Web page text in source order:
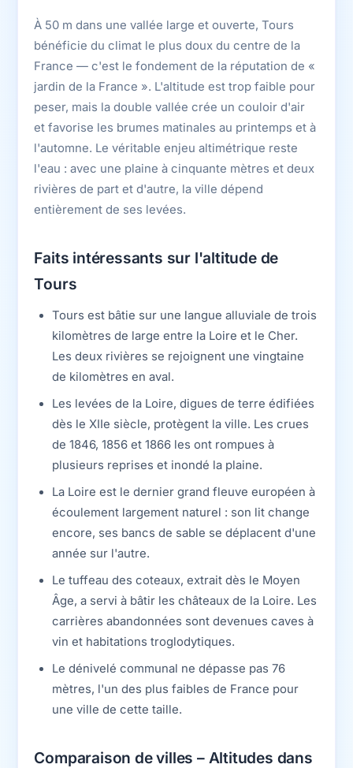
À 50 m dans une vallée large et ouverte, Tours
bénéficie du climat le plus doux du centre de la
France — c'est le fondement de la réputation de «
jardin de la France ». L'altitude est trop faible pour
peser, mais la double vallée crée un couloir d'air
et favorise les brumes matinales au printemps et à
l'automne. Le véritable enjeu altimétrique reste
l'eau : avec une plaine à cinquante mètres et deux
rivières de part et d'autre, la ville dépend
entièrement de ses levées.
Faits intéressants sur l'altitude de
Tours
Tours est bâtie sur une langue alluviale de trois
kilomètres de large entre la Loire et le Cher.
Les deux rivières se rejoignent une vingtaine
de kilomètres en aval.
Les levées de la Loire, digues de terre édifiées
dès le XIIe siècle, protègent la ville. Les crues
de 1846, 1856 et 1866 les ont rompues à
plusieurs reprises et inondé la plaine.
La Loire est le dernier grand fleuve européen à
écoulement largement naturel : son lit change
encore, ses bancs de sable se déplacent d'une
année sur l'autre.
Le tuffeau des coteaux, extrait dès le Moyen
Âge, a servi à bâtir les châteaux de la Loire. Les
carrières abandonnées sont devenues caves à
vin et habitations troglodytiques.
Le dénivelé communal ne dépasse pas 76
mètres, l'un des plus faibles de France pour
une ville de cette taille.
Comparaison de villes – Altitudes dans